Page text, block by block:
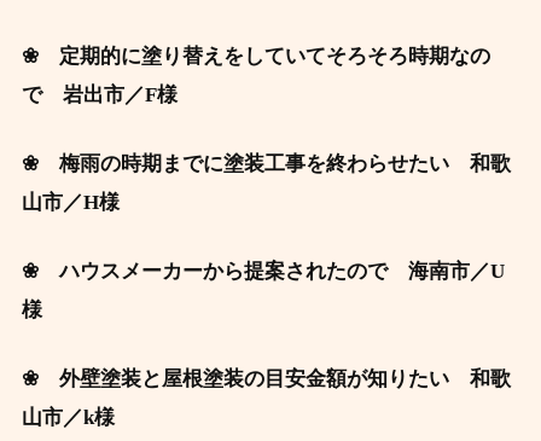
❀ 定期的に塗り替えをしていてそろそろ時期なの
で 岩出市／F様
❀ 梅雨の時期までに塗装工事を終わらせたい 和歌
山市／H様
❀ ハウスメーカーから提案されたので 海南市／U
様
❀ 外壁塗装と屋根塗装の目安金額が知りたい和歌
山市／k様